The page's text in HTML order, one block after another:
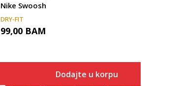
Nike Swoosh
DRY-FIT
99,00 BAM
Dodajte u korpu